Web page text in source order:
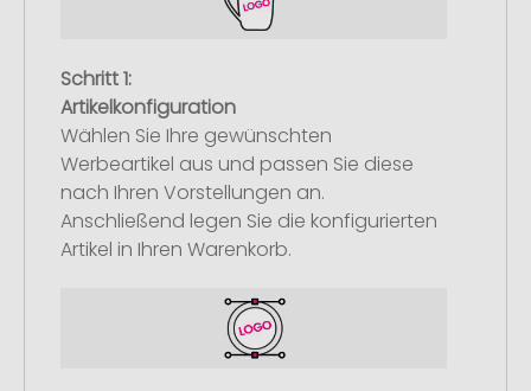
Schritt 1:
Artikelkonfiguration
Wählen Sie Ihre gewünschten
Werbeartikel aus und passen Sie diese
nach Ihren Vorstellungen an.
Anschließend legen Sie die konfigurierten
Artikel in Ihren Warenkorb.